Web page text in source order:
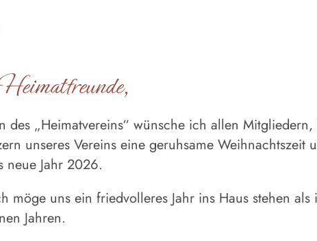
des „Heimatvereins“ wünsche ich allen
unseres Vereins eine geruhsame Weihnachtszeit
neue Jahr 2026.
möge uns ein friedvolleres Jahr ins Haus stehen als
Jahren.